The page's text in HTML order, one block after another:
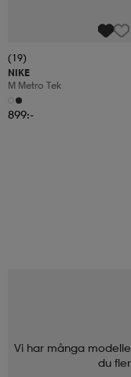
(19)
NIKE
M Metro Tek
899:-
Vi har många
du